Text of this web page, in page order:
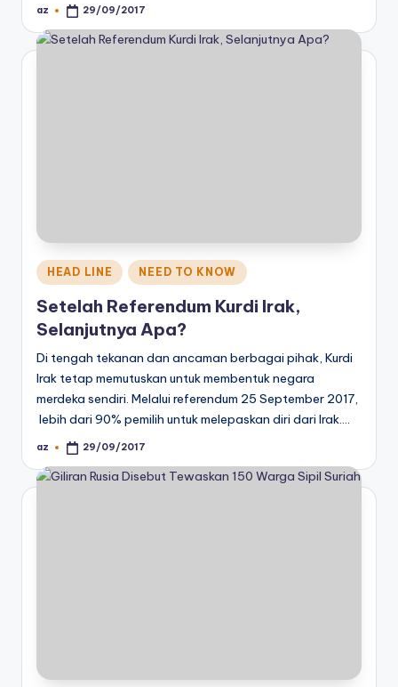
Posted
az 29/09/2017
Posted
in
HEAD LINE NEED TO KNOW
Setelah Referendum Kurdi Irak,
Selanjutnya Apa?
Di tengah tekanan dan ancaman berbagai pihak, Kurdi
Irak tetap memutuskan untuk membentuk negara
merdeka sendiri. Melalui referendum 25 September 2017,
lebih dari 90% pemilih untuk melepaskan diri dari Irak.…
Posted
az 29/09/2017